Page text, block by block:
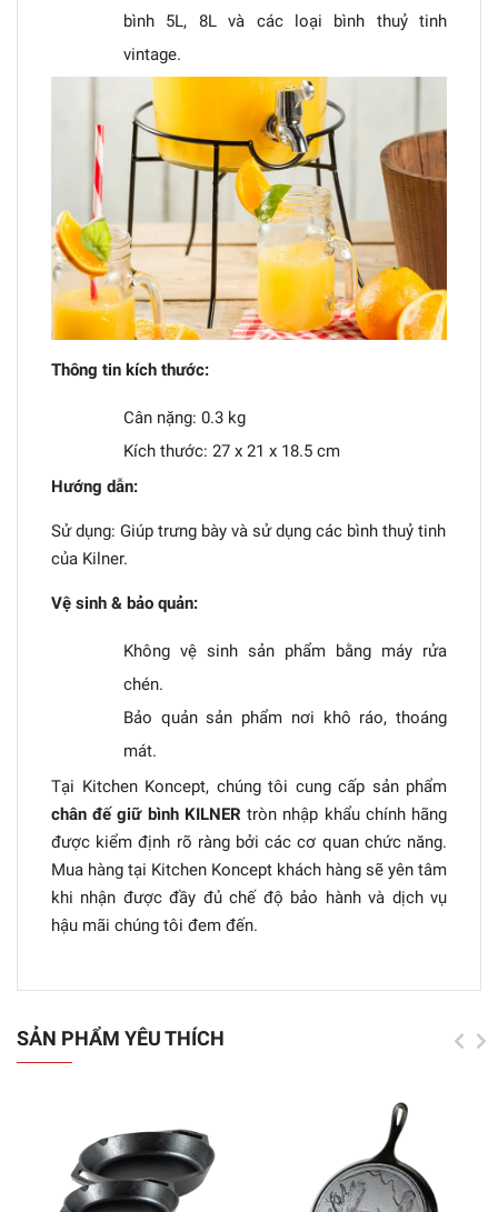
bình 5L, 8L và các loại bình thuỷ tinh
vintage.
Thông tin kích thước:
Cân nặng: 0.3 kg
Kích thước: 27 x 21 x 18.5 cm
Hướng dẫn:
Sử dụng: Giúp trưng bày và sử dụng các bình thuỷ tinh
của Kilner.
Vệ sinh & bảo quản:
Không vệ sinh sản phẩm bằng máy rửa
chén.
Bảo quản sản phẩm nơi khô ráo, thoáng
mát.
Tại Kitchen Koncept, chúng tôi cung cấp sản phẩm
chân đế giữ bình KILNERtròn nhập khẩu chính hãng
được kiểm định rõ ràng bởi các cơ quan chức năng.
Mua hàng tại Kitchen Koncept khách hàng sẽ yên tâm
khi nhận được đầy đủ chế độ bảo hành và dịch vụ
hậu mãi chúng tôi đem đến.
SẢN PHẨM YÊU THÍCH